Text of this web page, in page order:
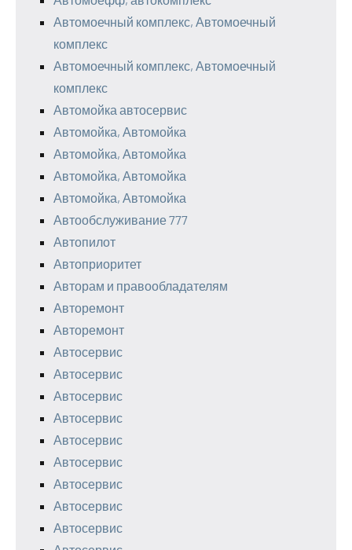
Автомоечный комплекс, Автомоечный
комплекс
Автомоечный комплекс, Автомоечный
комплекс
Автомойка автосервис
Автомойка, Автомойка
Автомойка, Автомойка
Автомойка, Автомойка
Автомойка, Автомойка
Автообслуживание 777
Автопилот
Автоприоритет
Авторам и правообладателям
Авторемонт
Авторемонт
Автосервис
Автосервис
Автосервис
Автосервис
Автосервис
Автосервис
Автосервис
Автосервис
Автосервис